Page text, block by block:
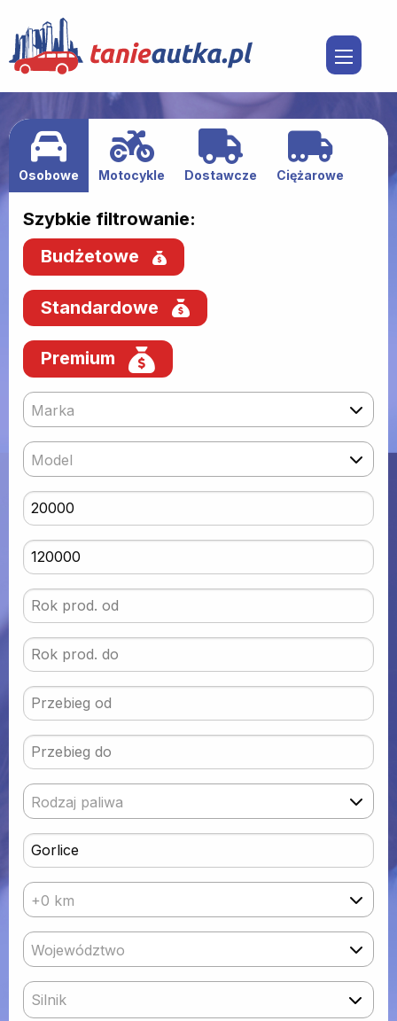
Osobowe Motocykle Dostawcze Ciężarowe
Szybkie filtrowanie:
Budżetowe
Standardowe
Premium
Marka
Model
Rodzaj paliwa
+0 km
Województwo
Silnik